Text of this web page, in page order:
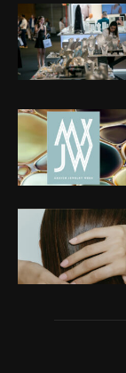
Mundo